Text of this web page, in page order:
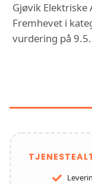
Gjøvik Elektriske
Fremhevet i
vurdering på